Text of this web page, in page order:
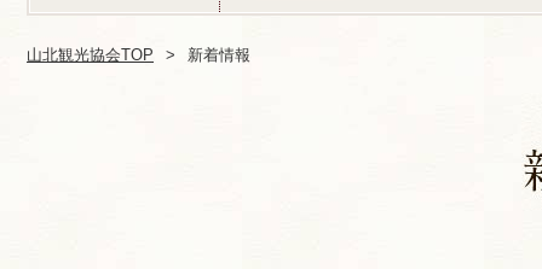
山北観光協会TOP 新着情報